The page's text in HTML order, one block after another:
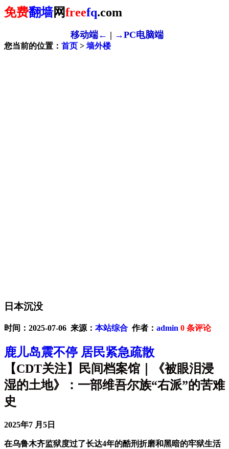
免费翻墙网freefq.com
移动端← | →PC电脑端
您当前的位置： 首页 > 墙外楼
日本沉没
时间：2025-07-06 来源： 本站综合 作者： admin 0 条评论
鹿儿岛震不停 居民紧急疏散
【CDT关注】民间档案馆｜《被眼泪浸
湿的土地》：一部维吾尔族“右派”的苦难
史
2025年7 月5日
在乌鲁木齐监狱度过了长达4年的酷刑折磨和黑暗的牢狱生活